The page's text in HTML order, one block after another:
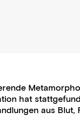
hat
aus Blut,